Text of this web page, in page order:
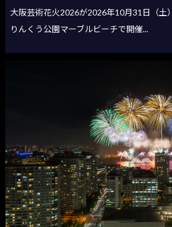
大阪芸術花火2026が2026年10月31日（土
りんくう公園マーブルビーチで開催...